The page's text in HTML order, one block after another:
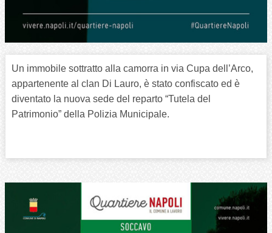
Un immobile sottratto alla camorra in via Cupa dell’Arco,
appartenente al clan Di Lauro, è stato confiscato ed è
diventato la nuova sede del reparto “Tutela del
Patrimonio” della Polizia Municipale.